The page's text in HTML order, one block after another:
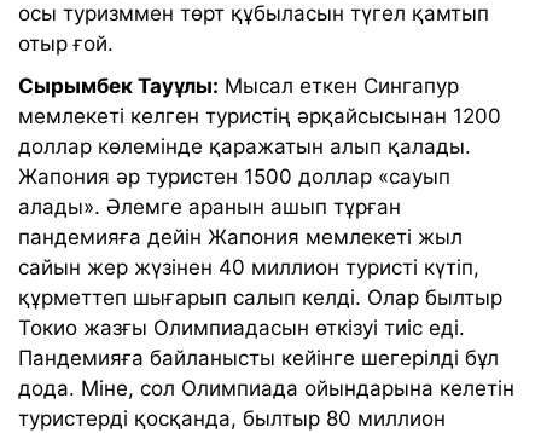
осы туризммен төрт құбыласын түгел қамтып
отыр ғой.
Сырымбек Тауұлы: Мысал еткен Сингапур
мемлекеті келген туристің әрқайсысынан 1200
доллар көлемінде қаражатын алып қалады.
Жапония әр туристен 1500 доллар «сауып
алады». Әлемге аранын ашып тұрған
пандемияға дейін Жапония мемлекеті жыл
сайын жер жүзінен 40 миллион туристі күтіп,
құрметтеп шығарып салып келді. Олар былтыр
Токио жазғы Олимпиадасын өткізуі тиіс еді.
Пандемияға байланысты кейінге шегерілді бұл
дода. Міне, сол Олимпиада ойындарына келетін
туристерді қосқанда, былтыр 80 миллион